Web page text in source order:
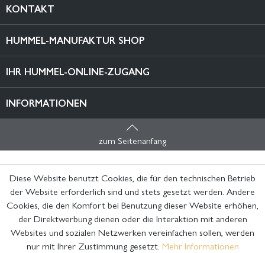
KONTAKT
HUMMEL-MANUFAKTUR SHOP
IHR HUMMEL-ONLINE-ZUGANG
INFORMATIONEN
zum Seitenanfang
Diese Website benutzt Cookies, die für den technischen Betrieb
der Website erforderlich sind und stets gesetzt werden. Andere
Cookies, die den Komfort bei Benutzung dieser Website erhöhen,
der Direktwerbung dienen oder die Interaktion mit anderen
Websites und sozialen Netzwerken vereinfachen sollen, werden
nur mit Ihrer Zustimmung gesetzt. Mehr Informationen